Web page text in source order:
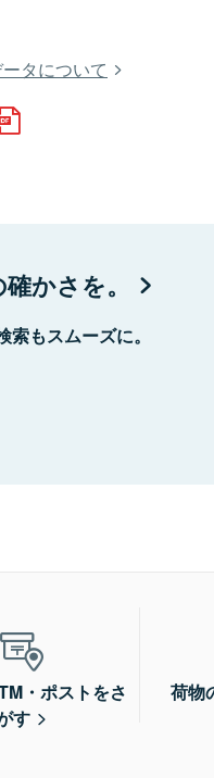
タについて
かさを。
もスムーズに。
・ポストをさ
す
荷物